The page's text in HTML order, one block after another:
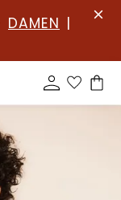
DAMEN |